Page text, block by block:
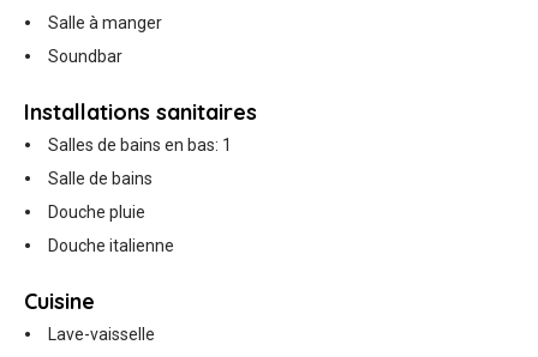
Salle à manger
Soundbar
Installations sanitaires
Salles de bains en bas: 1
Salle de bains
Douche pluie
Douche italienne
Cuisine
Lave-vaisselle